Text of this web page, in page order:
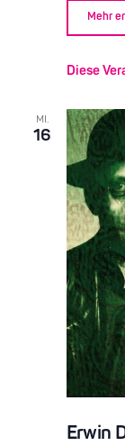
Mehr
Diese
MI.
16
Erwin